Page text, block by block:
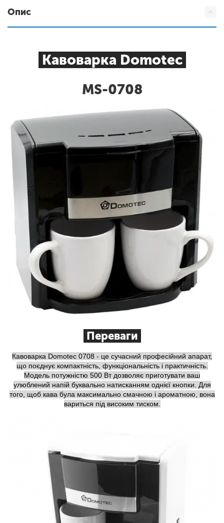
Опис
Кавоварка Domotec
MS-0708
Переваги
Кавоварка Domotec 0708 - це сучасний професійний апарат,
що поєднує компактність, функціональність і практичність.
Модель потужністю 500 Вт дозволяє приготувати ваш
улюблений напій буквально натисканням однієї кнопки. Для
того, щоб кава була максимально смачною і ароматною, вона
вариться під високим тиском.